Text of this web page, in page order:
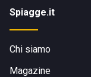
Spiagge.it
Chi siamo
Magazine